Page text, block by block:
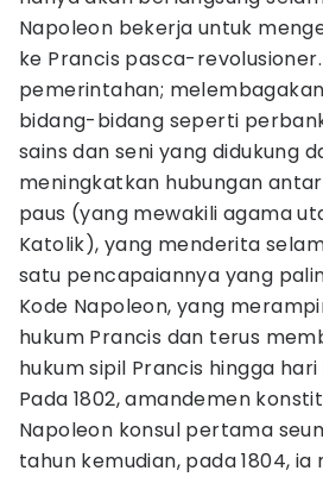
Napoleon bekerja untuk
ke Prancis pasca-
pemerintahan;
bidang-bidang seperti
sains dan seni yang didukung
meningkatkan hubungan
paus (yang mewakili agama
Katolik), yang menderita
satu pencapaiannya yang
Kode Napoleon, yang
hukum Prancis dan terus
hukum sipil Prancis hingga hari
Pada 1802, amandemen
Napoleon konsul pertama
tahun kemudian, pada 1804,